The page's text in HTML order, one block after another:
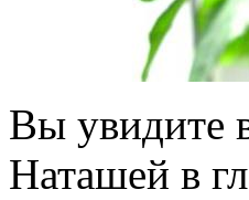
Вы увидите
Наташей в